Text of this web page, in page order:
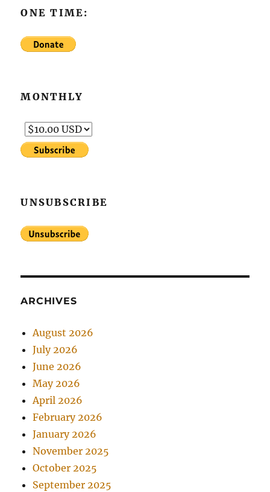
ONE TIME:
MONTHLY
UNSUBSCRIBE
ARCHIVES
August 2026
July 2026
June 2026
May 2026
April 2026
February 2026
January 2026
November 2025
October 2025
September 2025